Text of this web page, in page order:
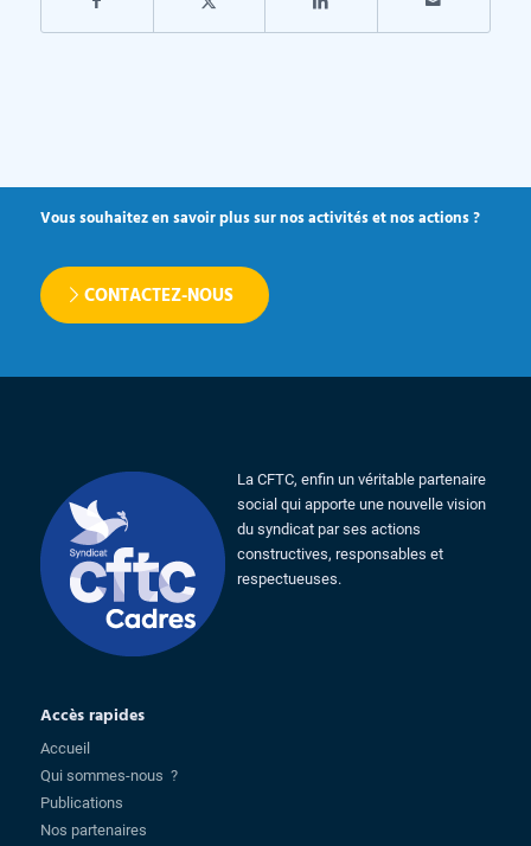
Vous souhaitez en savoir plus sur nos activités et nos actions ?
CONTACTEZ-NOUS
La CFTC, enfin un véritable partenaire
social qui apporte une nouvelle vision
du syndicat par ses actions
constructives, responsables et
respectueuses.
Accès rapides
Accueil
Qui sommes-nous ?
Publications
Nos partenaires